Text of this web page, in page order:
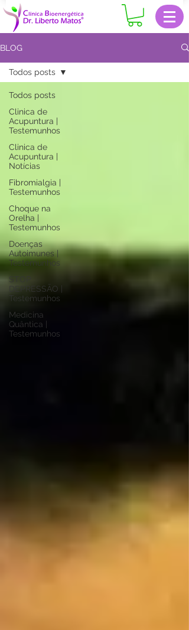
BLOG
Todos posts
Clinica de
Acupuntura |
Testemunhos
Clinica de
Acupuntura |
Notícias
Fibromialgia |
Testemunhos
Choque na
Orelha |
Testemunhos
Doenças
Autoimunes |
Testemunhos
DEPRESSÃO |
Testemunhos
Medicina
Quântica |
Testemunhos
Todos posts